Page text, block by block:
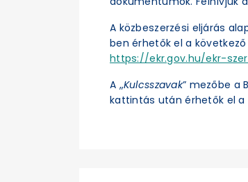
A közbeszerzési eljárás
ben érhetők el a következő
https://ekr.gov.hu/ekr-
A „Kulcsszavak” mezőbe a
kattintás után érhetők el a